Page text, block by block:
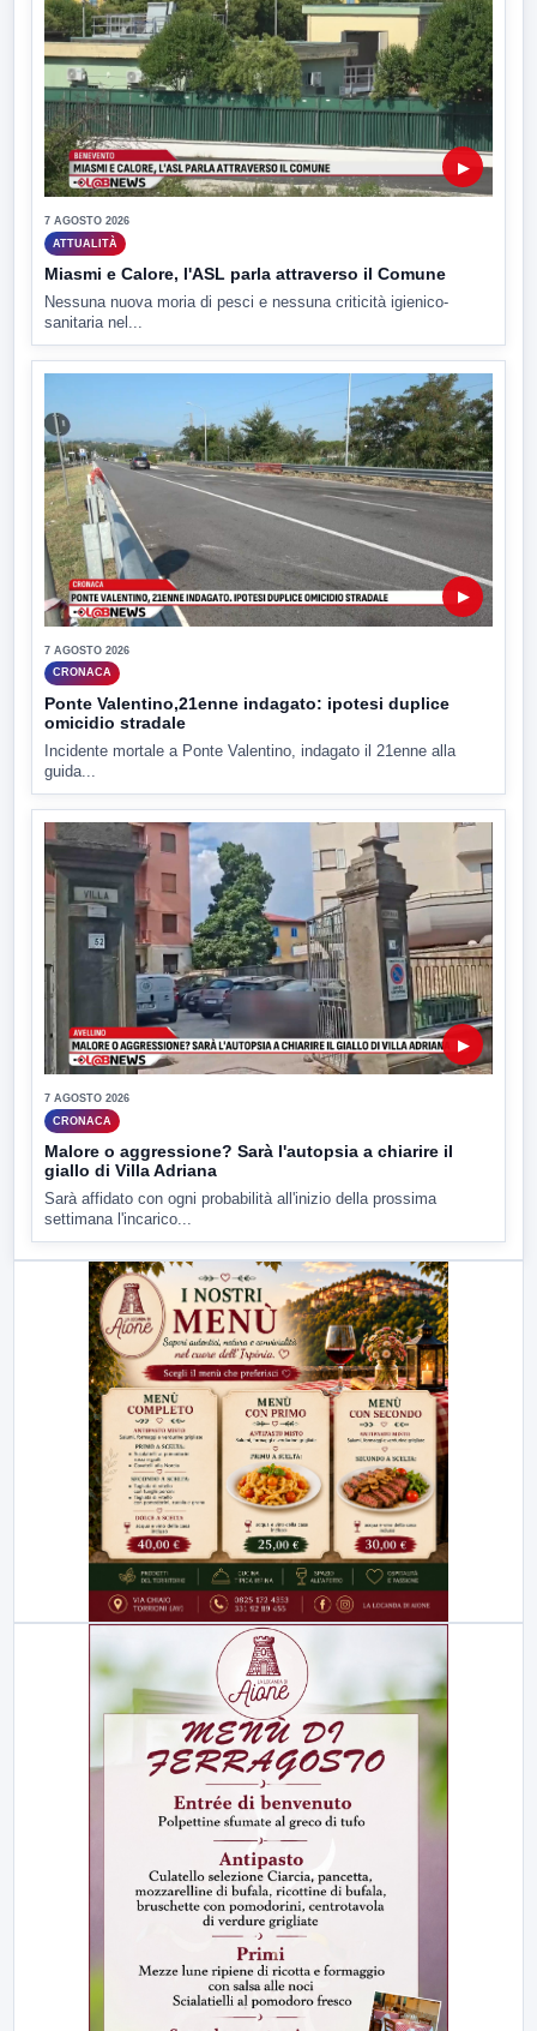
▶
7 AGOSTO 2026
ATTUALITÀ
Miasmi e Calore, l'ASL parla attraverso il Comune
Nessuna nuova moria di pesci e nessuna criticità igienico-
sanitaria nel...
▶
7 AGOSTO 2026
CRONACA
Ponte Valentino,21enne indagato: ipotesi duplice
omicidio stradale
Incidente mortale a Ponte Valentino, indagato il 21enne alla
guida...
▶
7 AGOSTO 2026
CRONACA
Malore o aggressione? Sarà l'autopsia a chiarire il
giallo di Villa Adriana
Sarà affidato con ogni probabilità all'inizio della prossima
settimana l'incarico...